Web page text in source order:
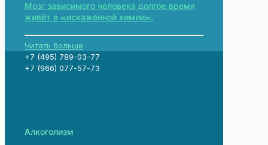
Мозг зависимого человека долгое время
живёт в «искажённой химии».
Читать больше
+7 (495) 789-03-77
+7 (966) 077-57-73
Алкоголизм